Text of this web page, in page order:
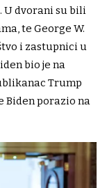
U dvorani su bili
te George W.
i zastupnici u
bio je na
Trump
Biden porazio na